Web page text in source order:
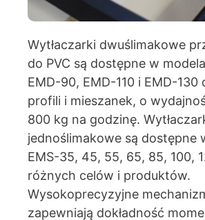
Wytłaczarki dwuślimakowe
do PVC są dostępne w
EMD-90, EMD-110 i EMD-130
profili i mieszanek, o
800 kg na godzinę.
jednoślimakowe są dostępne
EMS-35, 45, 55, 65, 85, 100,
różnych celów i produktów.
Wysokoprecyzyjne
zapewniają dokładność